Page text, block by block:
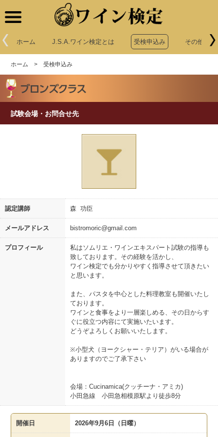
ホーム J.S.A.ワイン検定とは 受検申込み その他申込
ホーム >受検申込み
試験会場・お問合せ先
認定講師 森 功臣
メールアドレス bistromoric@gmail.com
プロフィール
私はソムリエ・ワインエキスパート試験の指導も
致しております。その経験を活かし、
ワイン検定でも分かりやすく指導させて頂きたい
と思います。
また、パスタを中心とした料理教室も開催いたし
ております。
ワインと食事をより一層楽しめる、その日からす
ぐに役立つ内容にて実施いたいます。
どうぞよろしくお願いいたします。
※小型犬（ヨークシャー・テリア）がいる場合が
ありますのでご了承下さい
会場：Cucinamica(クッチーナ・アミカ)
小田急線 小田急相模原駅より徒歩8分
開催日 2026年9月6日（日曜）